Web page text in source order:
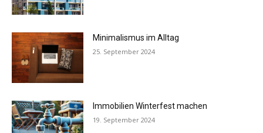
Minimalismus im Alltag
25. September 2024
Immobilien Winterfest machen
19. September 2024